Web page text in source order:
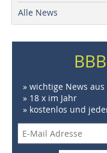
Alle News
» wichtige News
» 18 x im Jahr
» kostenlos und